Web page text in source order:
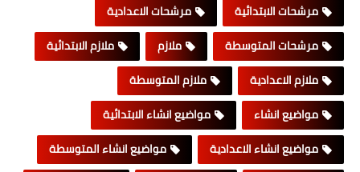
مرشحات الابتدائية
مرشحات الاعدادية
مرشحات المتوسطة
ملازم
ملازم الابتدائية
ملازم الاعدادية
ملازم المتوسطة
مواضيع انشاء
مواضيع انشاء الابتدائية
مواضيع انشاء الاعدادية
مواضيع انشاء المتوسطة